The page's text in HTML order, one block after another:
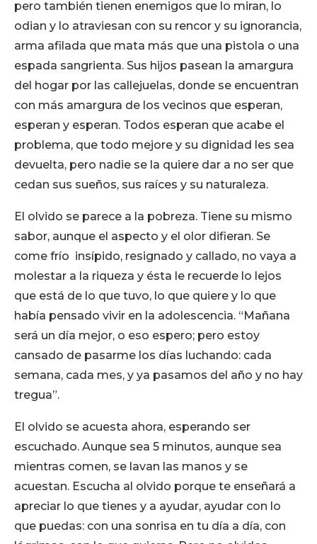
pero también tienen enemigos que lo miran, lo
odian y lo atraviesan con su rencor y su ignorancia,
arma afilada que mata más que una pistola o una
espada sangrienta. Sus hijos pasean la amargura
del hogar por las callejuelas, donde se encuentran
con más amargura de los vecinos que esperan,
esperan y esperan. Todos esperan que acabe el
problema, que todo mejore y su dignidad les sea
devuelta, pero nadie se la quiere dar a no ser que
cedan sus sueños, sus raíces y su naturaleza.
El olvido se parece a la pobreza. Tiene su mismo
sabor, aunque el aspecto y el olor difieran. Se
come frío insípido, resignado y callado, no vaya a
molestar a la riqueza y ésta le recuerde lo lejos
que está de lo que tuvo, lo que quiere y lo que
había pensado vivir en la adolescencia. “Mañana
será un día mejor, o eso espero; pero estoy
cansado de pasarme los días luchando: cada
semana, cada mes, y ya pasamos del año y no hay
tregua”.
El olvido se acuesta ahora, esperando ser
escuchado. Aunque sea 5 minutos, aunque sea
mientras comen, se lavan las manos y se
acuestan. Escucha al olvido porque te enseñará a
apreciar lo que tienes y a ayudar, ayudar con lo
que puedas: con una sonrisa en tu día a día, con